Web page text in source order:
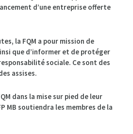
d’une entreprise offerte
la FQM a pour mission de
que d’informer et de protéger
sociale. Ce sont des
assises.
dans la mise sur pied de leur
MB soutiendra les membres de la